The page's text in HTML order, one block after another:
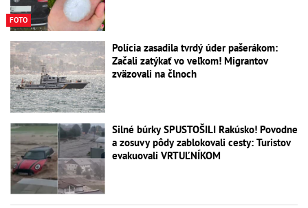
FOTO
Polícia zasadila tvrdý úder pašerákom:
Začali zatýkať vo veľkom! Migrantov
zväzovali na člnoch
Silné búrky SPUSTOŠILI Rakúsko! Povodne
a zosuvy pôdy zablokovali cesty: Turistov
evakuovali VRTUĽNÍKOM